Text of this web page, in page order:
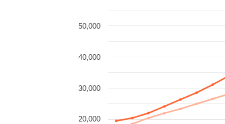
20,000
30,000
40,000
50,000